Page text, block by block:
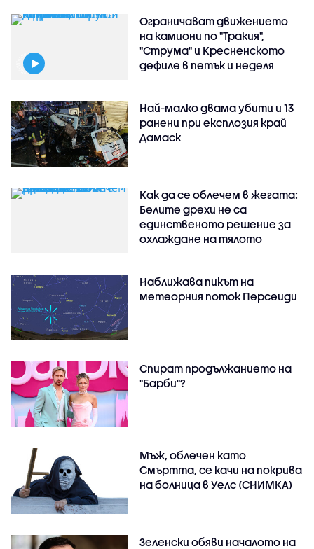
Ограничават движението
на камиони по "Тракия",
"Струма" и Кресненското
дефиле в петък и неделя
Най-малко двама убити и 13
ранени при експлозия край
Дамаск
Как да се облечем в жегата:
Белите дрехи не са
единственото решение за
охлаждане на тялото
Наближава пикът на
метеорния поток Персеиди
Спират продължанието на
"Барби"?
Мъж, облечен като
Смъртта, се качи на покрива
на болница в Уелс (СНИМКА)
Зеленски обяви началото на